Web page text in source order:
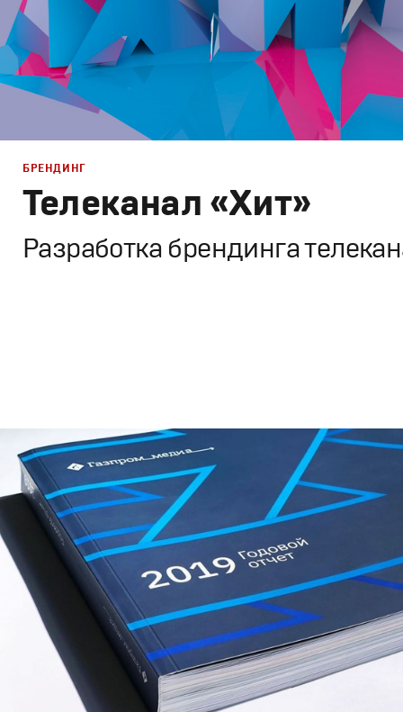
Телеканал «Хит»
Разработка брендинга
Дизайн
Графический дизайн,Моушн-дизайн
БРЕНДИНГ